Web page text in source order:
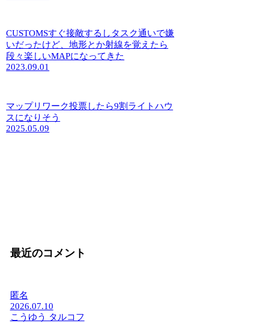
CUSTOMSすぐ接敵するしタスク通いで嫌
いだったけど、地形とか射線を覚えたら
段々楽しいMAPになってきた
2023.09.01
マップリワーク投票したら9割ライトハウ
スになりそう
2025.05.09
最近のコメント
匿名
2026.07.10
こうゆう タルコフ